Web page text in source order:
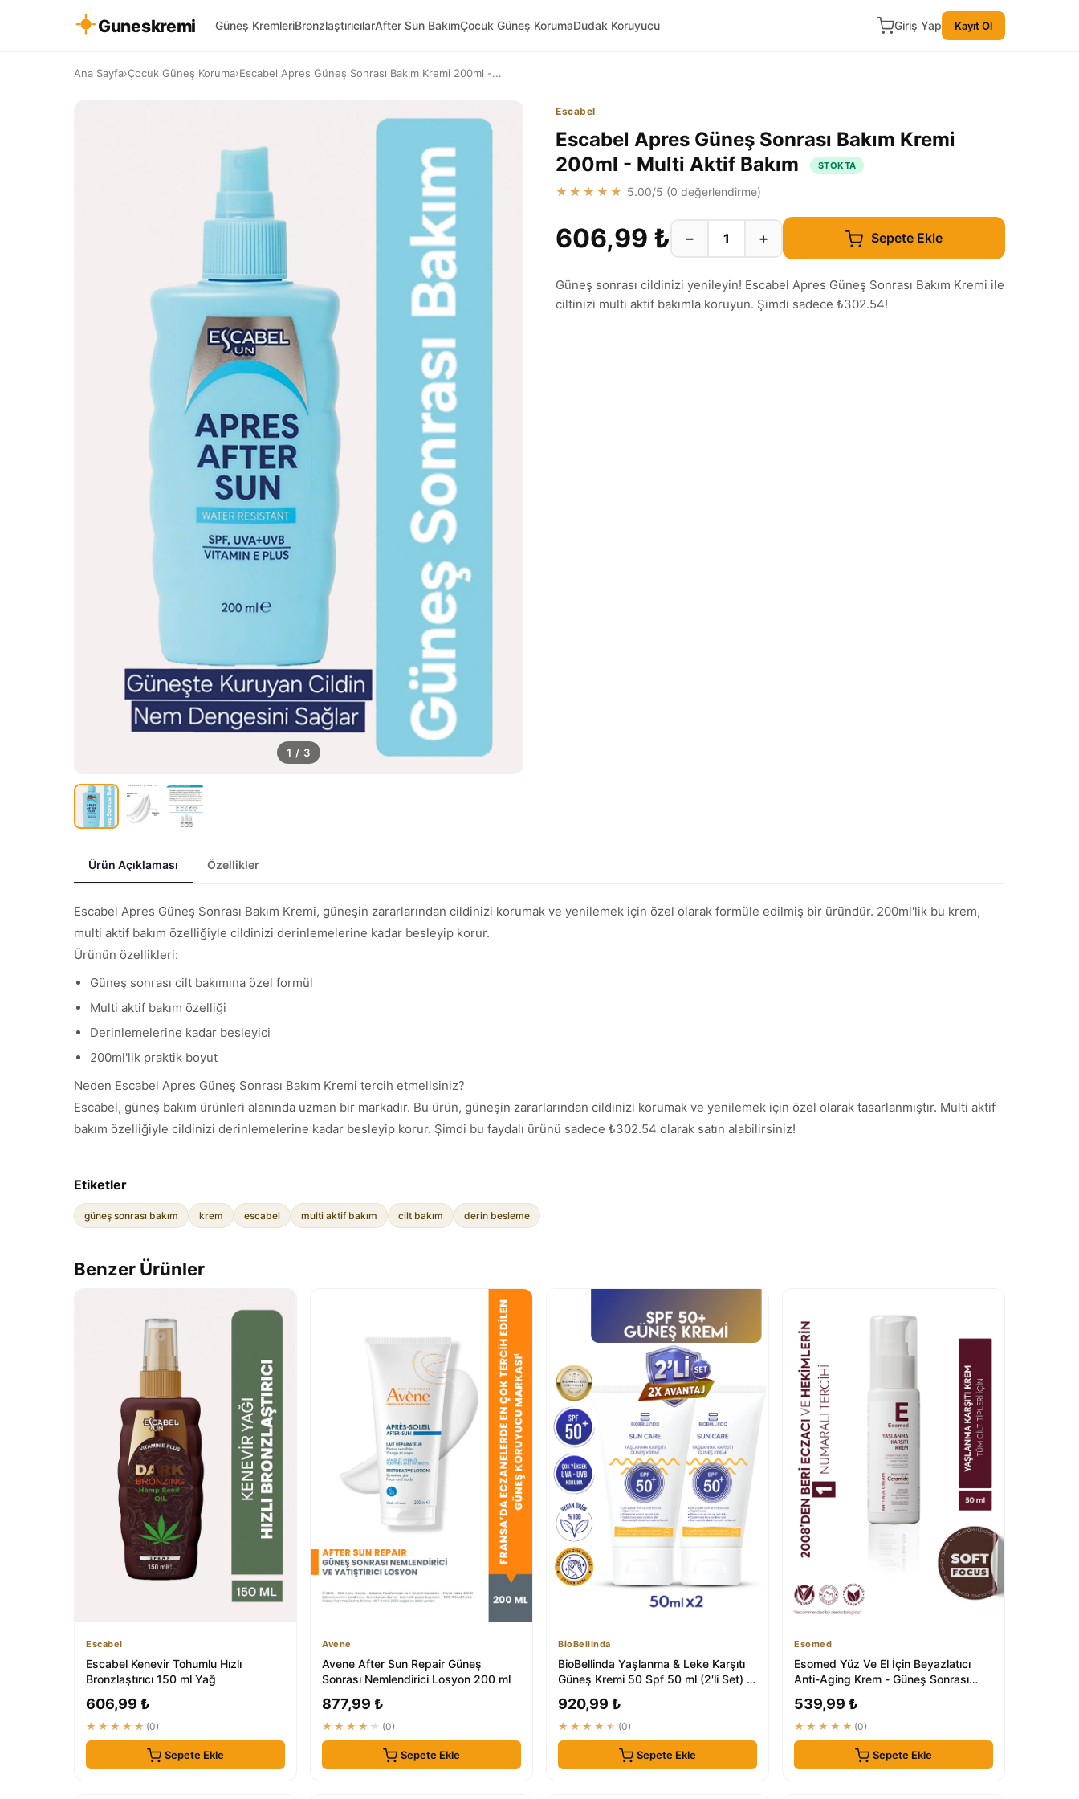
Guneskremi Güneş KremleriBronzlaştırıcılarAfter Sun BakımÇocuk Güneş KorumaDudak Koruyucu Giriş Yap Kayıt Ol
Ana Sayfa›Çocuk Güneş Koruma›Escabel Apres Güneş Sonrası Bakım Kremi 200ml -...
1 / 3
Escabel
Escabel Apres Güneş Sonrası Bakım Kremi
200ml - Multi Aktif Bakım
STOKTA
★★★★★ 5.00/5 (0 değerlendirme)
606,99 ₺ − + Sepete Ekle
Güneş sonrası cildinizi yenileyin! Escabel Apres Güneş Sonrası Bakım Kremi ile
ciltinizi multi aktif bakımla koruyun. Şimdi sadece ₺302.54!
Ürün Açıklaması Özellikler
Escabel Apres Güneş Sonrası Bakım Kremi, güneşin zararlarından cildinizi korumak ve yenilemek için özel olarak formüle edilmiş bir üründür. 200ml'lik bu krem,
multi aktif bakım özelliğiyle cildinizi derinlemelerine kadar besleyip korur.
Ürünün özellikleri:
Güneş sonrası cilt bakımına özel formül
Multi aktif bakım özelliği
Derinlemelerine kadar besleyici
200ml'lik praktik boyut
Neden Escabel Apres Güneş Sonrası Bakım Kremi tercih etmelisiniz?
Escabel, güneş bakım ürünleri alanında uzman bir markadır. Bu ürün, güneşin zararlarından cildinizi korumak ve yenilemek için özel olarak tasarlanmıştır. Multi aktif
bakım özelliğiyle cildinizi derinlemelerine kadar besleyip korur. Şimdi bu faydalı ürünü sadece ₺302.54 olarak satın alabilirsiniz!
Etiketler
güneş sonrası bakım krem escabel multi aktif bakım cilt bakım derin besleme
Benzer Ürünler
Escabel
Escabel Kenevir Tohumlu Hızlı
Bronzlaştırıcı 150 ml Yağ
606,99 ₺
★★★★★ (0)
Sepete Ekle
Avene
Avene After Sun Repair Güneş
Sonrası Nemlendirici Losyon 200 ml
877,99 ₺
★★★★★ (0)
Sepete Ekle
BioBellinda
BioBellinda Yaşlanma & Leke Karşıtı
Güneş Kremi 50 Spf 50 ml (2'li Set) |
920,99 ₺
★★★★★ (0)
Sepete Ekle
Esomed
Esomed Yüz Ve El İçin Beyazlatıcı
Anti-Aging Krem - Güneş Sonrası
539,99 ₺
★★★★★ (0)
Sepete Ekle